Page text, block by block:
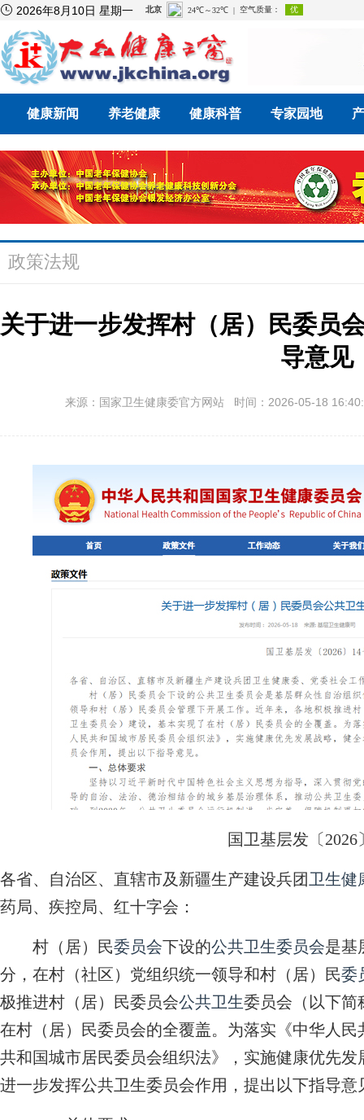
 2026年8月10日 星期一
健康新闻 养老健康 健康科普 专家园地
政策法规
关于进一步发挥村（居）民委员
导意见
来源：国家卫生健康委官方网站 时间：2026-05-18
国卫基层发〔2026
各省、自治区、直辖市及新疆生产建设兵团 卫生健
药局、疾控局、红十字会：
村（居）民委员会下设的公共卫生委员会是基
分，在村（社区）党组织统一领导和村（居）民委
极推进村（居）民委员会公共卫生委员会（以下简
在村（居）民委员会的全覆盖。为落实《中华人
共和国城市居民委员会组织法》，实施健康优先
进一步发挥公共卫生委员会作用，提出以下指导意